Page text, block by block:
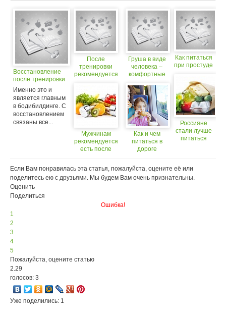
Восстановление
после тренировки
Именно это и
является главным
в бодибилдинге. С
восстановлением
связаны все...
После
тренировки
рекомендуется
Мужчинам
рекомендуется
есть после
Груша в виде
человека –
комфортные
тренировки
Как и чем
питаться в
дороге
Как питаться
при простуде
Россияне
стали лучше
питаться
Если Вам понравилась эта статья, пожалуйста, оцените её или
поделитесь ею с друзьями. Мы будем Вам очень признательны.
Оценить
Поделиться
Ошибка!
1
2
3
4
5
Пожалуйста, оцените статью
2.29
голосов: 3
Уже поделились: 1